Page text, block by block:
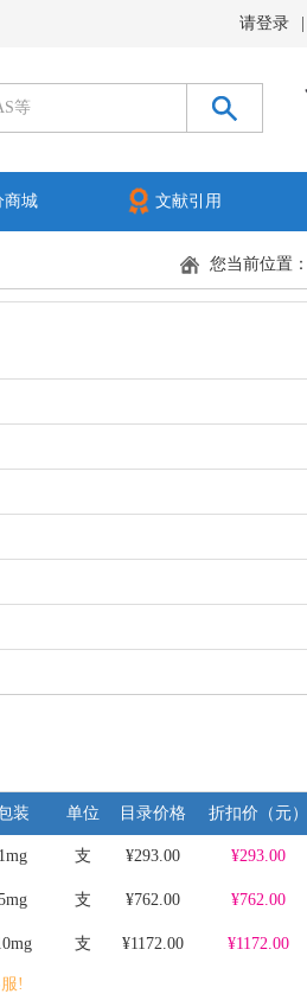
请登录
商城 文献引用
您当前位置：
装 单位 目录价格 折扣价（元）
1mg 支 ¥293.00 ¥293.00
支 ¥762.00 ¥762.00
支 ¥1172.00 ¥1172.00
!